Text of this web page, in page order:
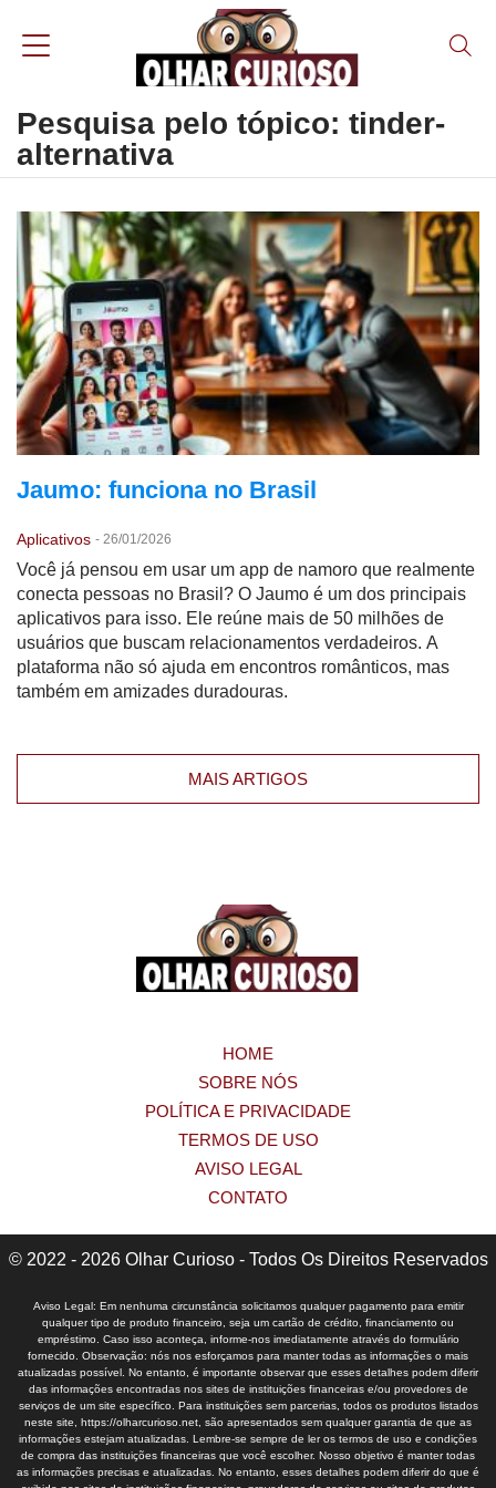
Pesquisa pelo tópico: tinder-
alternativa
Jaumo: funciona no Brasil
Aplicativos - 26/01/2026
Você já pensou em usar um app de namoro que realmente
conecta pessoas no Brasil? O Jaumo é um dos principais
aplicativos para isso. Ele reúne mais de 50 milhões de
usuários que buscam relacionamentos verdadeiros. A
plataforma não só ajuda em encontros românticos, mas
também em amizades duradouras.
MAIS ARTIGOS
HOME
SOBRE NÓS
POLÍTICA E PRIVACIDADE
TERMOS DE USO
AVISO LEGAL
CONTATO
© 2022 - 2026 Olhar Curioso - Todos Os Direitos Reservados
Aviso Legal: Em nenhuma circunstância solicitamos qualquer pagamento para emitir
qualquer tipo de produto financeiro, seja um cartão de crédito, financiamento ou
empréstimo. Caso isso aconteça, informe-nos imediatamente através do formulário
fornecido. Observação: nós nos esforçamos para manter todas as informações o mais
atualizadas possível. No entanto, é importante observar que esses detalhes podem diferir
das informações encontradas nos sites de instituições financeiras e/ou provedores de
serviços de um site específico. Para instituições sem parcerias, todos os produtos listados
neste site, https://olharcurioso.net, são apresentados sem qualquer garantia de que as
informações estejam atualizadas. Lembre-se sempre de ler os termos de uso e condições
de compra das instituições financeiras que você escolher. Nosso objetivo é manter todas
as informações precisas e atualizadas. No entanto, esses detalhes podem diferir do que é